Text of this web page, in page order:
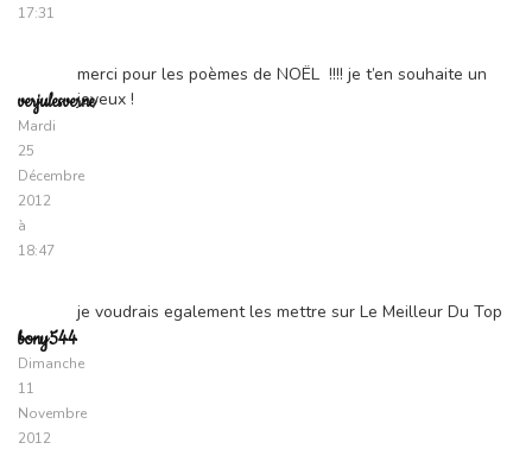
17:31
verjulesverne
Mardi
25
Décembre
2012
à
18:47
merci pour les poèmes de NOËL !!!! je t’en souhaite un
joyeux !
bony544
Dimanche
11
Novembre
2012
je voudrais egalement les mettre sur Le Meilleur Du Top